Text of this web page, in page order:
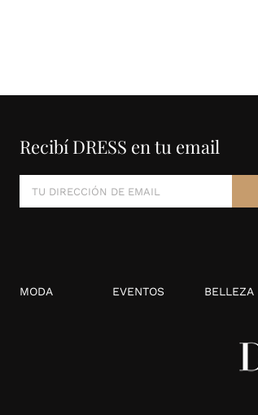
Recibí DRESS en tu email
MODA EVENTOS BELLEZA